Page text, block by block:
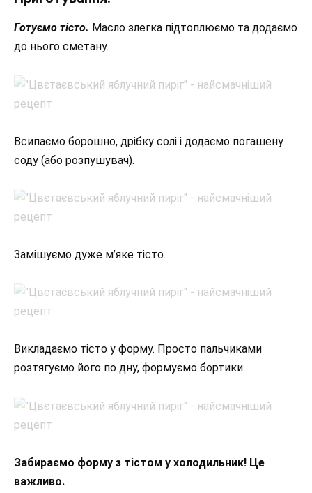
Готуємо тісто. Масло злегка підтоплюємо та додаємо
до нього сметану.
Всипаємо борошно, дрібку солі і додаємо погашену
соду (або розпушувач).
Замішуємо дуже м’яке тісто.
Викладаємо тісто у форму. Просто пальчиками
розтягуємо його по дну, формуємо бортики.
Забираємо форму з тістом у холодильник! Це
важливо.